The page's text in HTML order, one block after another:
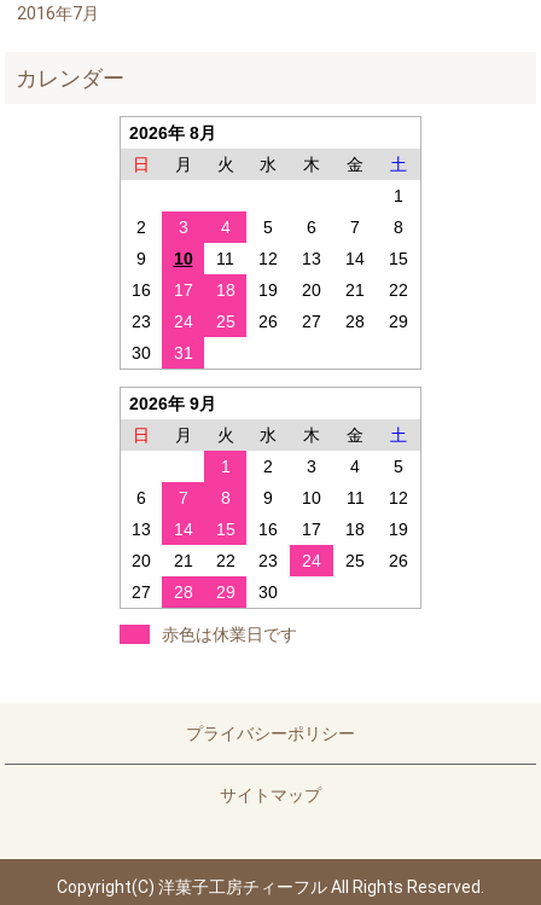
2016年7月
カレンダー
2026年 8月
日
月 火 水 木 金
土
1
2
3 4 5 6 7
8
9
10 11 12 13 14
15
16
17 18 19 20 21
22
23
24 25 26 27 28
29
30
31
2026年 9月
日
月 火 水 木 金
土
1
2 3 4
5
6
7 8 9 10 11
12
13
14 15 16 17 18
19
20
21 22 23 24 25
26
27
28 29 30
赤色は休業日です
プライバシーポリシー
サイトマップ
Copyright(C) 洋菓子工房チィーフル All Rights Reserved.